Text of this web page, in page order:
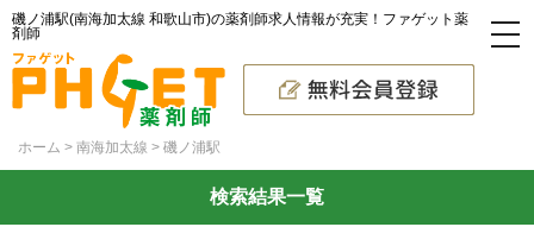
磯ノ浦駅(南海加太線 和歌山市)の薬剤師求人情報が充実！ファゲット薬
剤師
ホーム 南海加太線 磯ノ浦駅
検索結果一覧